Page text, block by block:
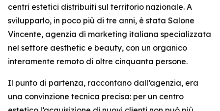
centri estetici distribuiti sul territorio nazionale. A
svilupparlo, in poco più di tre anni, è stata Salone
Vincente, agenzia di marketing italiana specializzata
nel settore aesthetic e beauty, con un organico
interamente remoto di oltre cinquanta persone.
Il punto di partenza, raccontano dall’agenzia, era
una convinzione tecnica precisa: per un centro